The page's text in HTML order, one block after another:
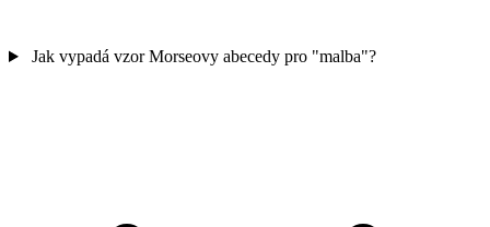
Jak vypadá vzor Morseovy abecedy pro "malba"?